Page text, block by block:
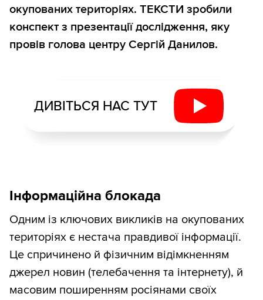
окупованих територіях. ТЕКСТИ зробили
конспект з презентації дослідження, яку
провів голова центру Сергій Данилов.
ДИВІТЬСЯ НАС ТУТ
Інформаційна блокада
Одним із ключових викликів на окупованих
територіях є нестача правдивої інформації.
Це спричинено й фізичним відімкненням
джерел новин (телебачення та інтернету), й
масовим поширенням росіянами своїх